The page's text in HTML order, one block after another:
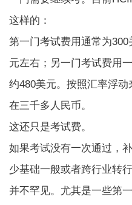
这样的：
第一门考试费用通常为
元左右；另一门考试费用
约480美元。按照汇率浮
在三千多人民币。
这还只是考试费。
如果考试没有一次通过，
少基础一般或者跨行业转
并不罕见。尤其是一些第